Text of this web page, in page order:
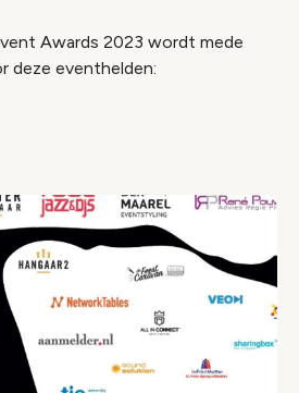
Awards 2023 wordt mede
deze eventhelden: